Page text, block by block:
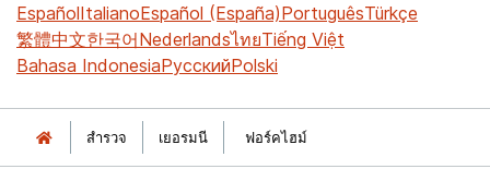
EspañolItalianoEspañol (España)PortuguêsTürkçe
繁體中文한국어NederlandsไทยTiếng Việt
Bahasa IndonesiaРусскийPolski
สำรวจ เยอรมนี ฟอร์คไฮม์